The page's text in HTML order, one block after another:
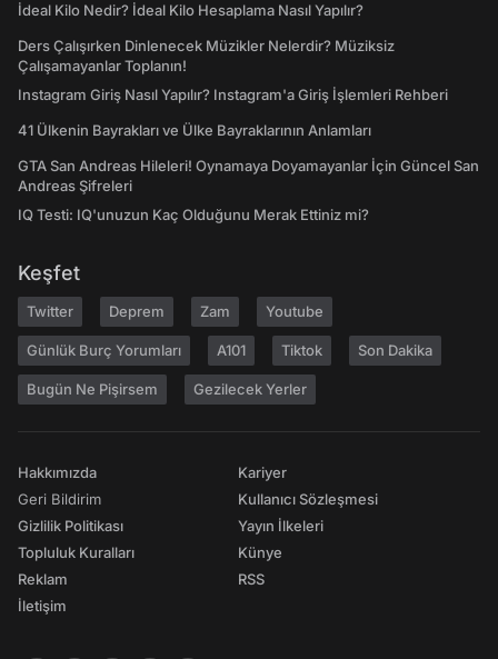
İdeal Kilo Nedir? İdeal Kilo Hesaplama Nasıl Yapılır?
Ders Çalışırken Dinlenecek Müzikler Nelerdir? Müziksiz
Çalışamayanlar Toplanın!
Instagram Giriş Nasıl Yapılır? Instagram'a Giriş İşlemleri Rehberi
41 Ülkenin Bayrakları ve Ülke Bayraklarının Anlamları
GTA San Andreas Hileleri! Oynamaya Doyamayanlar İçin Güncel San
Andreas Şifreleri
IQ Testi: IQ'unuzun Kaç Olduğunu Merak Ettiniz mi?
Keşfet
Twitter Deprem Zam Youtube
Günlük Burç Yorumları A101 Tiktok Son Dakika
Bugün Ne Pişirsem Gezilecek Yerler
Hakkımızda
Geri Bildirim
Gizlilik Politikası
Topluluk Kuralları
Reklam
İletişim
Kariyer
Kullanıcı Sözleşmesi
Yayın İlkeleri
Künye
RSS